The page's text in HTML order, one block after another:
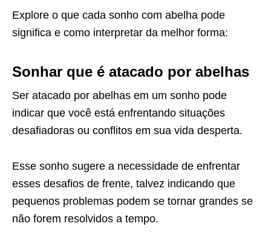
Explore o que cada sonho com abelha pode
significa e como interpretar da melhor forma:
Sonhar que é atacado por abelhas
Ser atacado por abelhas em um sonho pode
indicar que você está enfrentando situações
desafiadoras ou conflitos em sua vida desperta.
Esse sonho sugere a necessidade de enfrentar
esses desafios de frente, talvez indicando que
pequenos problemas podem se tornar grandes se
não forem resolvidos a tempo.